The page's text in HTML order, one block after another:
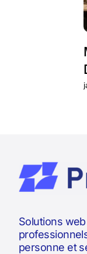
Solutions
personne et